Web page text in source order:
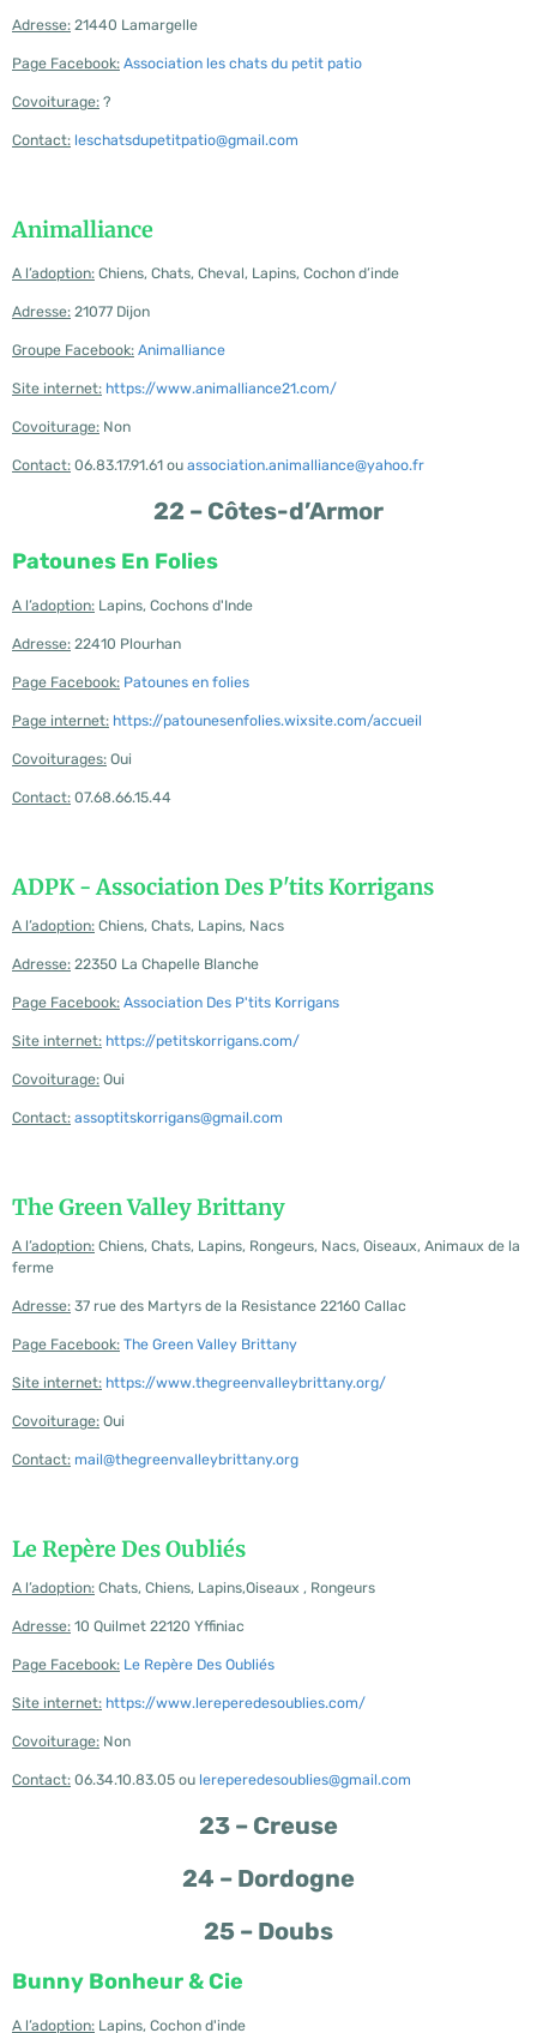
Adresse: 21440 Lamargelle
Page Facebook: Association les chats du petit patio
Covoiturage: ?
Contact: leschatsdupetitpatio@gmail.com
Animalliance
A l’adoption: Chiens, Chats, Cheval, Lapins, Cochon d’inde
Adresse: 21077 Dijon
Groupe Facebook: Animalliance
Site internet: https://www.animalliance21.com/
Covoiturage: Non
Contact: 06.83.17.91.61 ou association.animalliance@yahoo.fr
22 – Côtes-d’Armor
Patounes En Folies
A l’adoption: Lapins, Cochons d'Inde
Adresse: 22410 Plourhan
Page Facebook: Patounes en folies
Page internet: https://patounesenfolies.wixsite.com/accueil
Covoiturages: Oui
Contact: 07.68.66.15.44
ADPK - Association Des P'tits Korrigans
A l’adoption: Chiens, Chats, Lapins, Nacs
Adresse: 22350 La Chapelle Blanche
Page Facebook: Association Des P'tits Korrigans
Site internet: https://petitskorrigans.com/
Covoiturage: Oui
Contact: assoptitskorrigans@gmail.com
The Green Valley Brittany
A l’adoption: Chiens, Chats, Lapins, Rongeurs, Nacs, Oiseaux, Animaux de la
ferme
Adresse: 37 rue des Martyrs de la Resistance 22160 Callac
Page Facebook: The Green Valley Brittany
Site internet: https://www.thegreenvalleybrittany.org/
Covoiturage: Oui
Contact: mail@thegreenvalleybrittany.org
Le Repère Des Oubliés
A l’adoption: Chats, Chiens, Lapins,Oiseaux , Rongeurs
Adresse: 10 Quilmet 22120 Yffiniac
Page Facebook: Le Repère Des Oubliés
Site internet: https://www.lereperedesoublies.com/
Covoiturage: Non
Contact: 06.34.10.83.05 ou lereperedesoublies@gmail.com
23 – Creuse
24 – Dordogne
25 – Doubs
Bunny Bonheur & Cie
A l’adoption: Lapins, Cochon d'inde